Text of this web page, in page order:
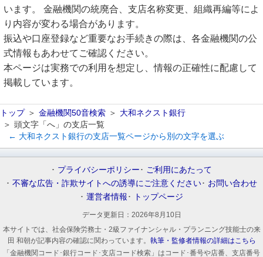
います。 金融機関の統廃合、支店名称変更、組織再編等によ
り内容が変わる場合があります。
振込や口座登録など重要なお手続きの際は、各金融機関の公
式情報もあわせてご確認ください。
本ページは実務での利用を想定し、情報の正確性に配慮して
掲載しています。
トップ 金融機関50音検索
大和ネクスト銀行
頭文字「へ」の支店一覧
← 大和ネクスト銀行の支店一覧ページから別の文字を選ぶ
プライバシーポリシー
ご利用にあたって
不審な広告・詐欺サイトへの誘導にご注意ください
お問い合わせ
運営者情報
トップページ
データ更新日： 2026年8月10日
本サイトでは、社会保険労務士・2級ファイナンシャル・プランニング技能士の来
田 和朝が記事内容の確認に関わっています。 執筆・監修者情報の詳細はこちら
「金融機関コード･銀行コード･支店コード検索」はコード･番号や店番、支店番号